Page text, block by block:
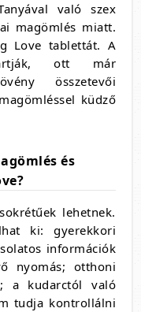
való szex
magömlés miatt.
Love tablettát. A
ott már
összetevői
küdző
és
lehetnek.
ki: gyerekkori
információk
nyomás; otthoni
a kudarctól való
tudja kontrollálni